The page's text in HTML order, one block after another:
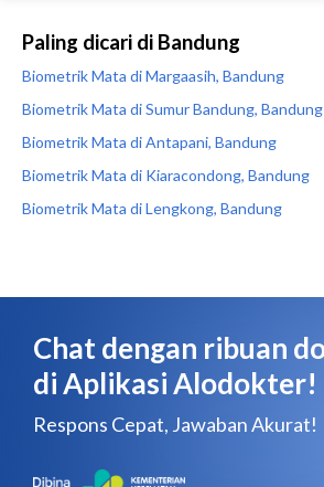
Paling dicari di Bandung
Biometrik Mata di Margaasih, Bandung
Biometrik Mata di Sumur Bandung, Bandung
Biometrik Mata di Antapani, Bandung
Biometrik Mata di Kiaracondong, Bandung
Biometrik Mata di Lengkong, Bandung